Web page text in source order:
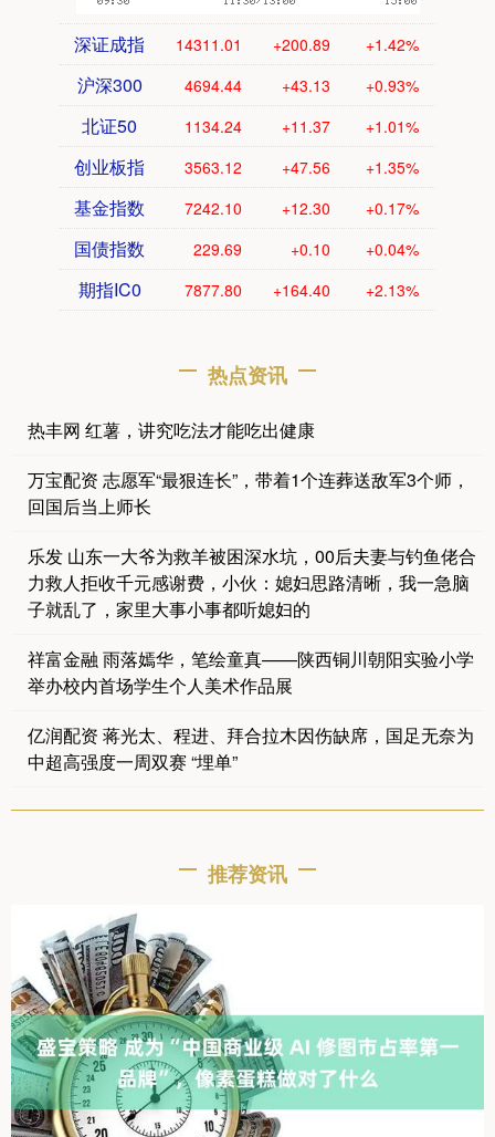
深证成指 14311.01 +200.89 +1.42%
沪深300 4694.44 +43.13 +0.93%
北证50 1134.24 +11.37 +1.01%
创业板指 3563.12 +47.56 +1.35%
基金指数 7242.10 +12.30 +0.17%
国债指数 229.69 +0.10 +0.04%
期指IC0 7877.80 +164.40 +2.13%
热点资讯
热丰网 红薯，讲究吃法才能吃出健康
万宝配资 志愿军“最狠连长”，带着1个连葬送敌军3个师，
回国后当上师长
乐发 山东一大爷为救羊被困深水坑，00后夫妻与钓鱼佬合
力救人拒收千元感谢费，小伙：媳妇思路清晰，我一急脑
子就乱了，家里大事小事都听媳妇的
祥富金融 雨落嫣华，笔绘童真——陕西铜川朝阳实验小学
举办校内首场学生个人美术作品展
亿润配资 蒋光太、程进、拜合拉木因伤缺席，国足无奈为
中超高强度一周双赛 “埋单”
推荐资讯